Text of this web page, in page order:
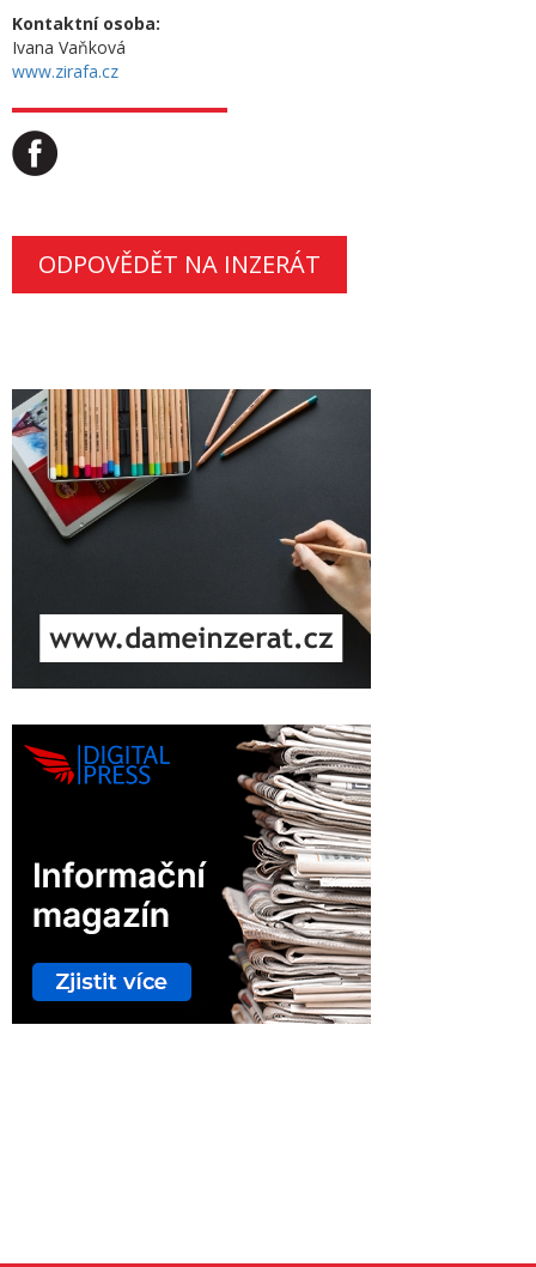
Kontaktní osoba:
Ivana Vaňková
www.zirafa.cz
ODPOVĚDĚT NA INZERÁT